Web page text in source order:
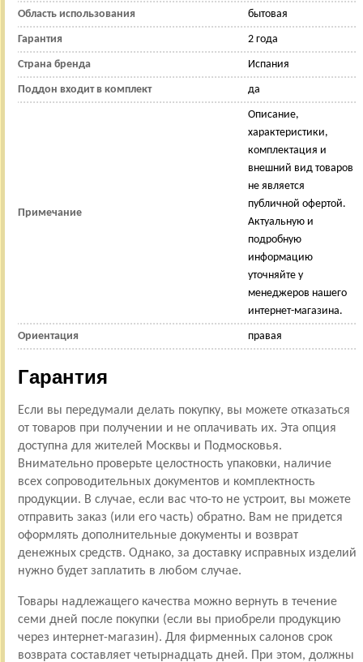
Область использования бытовая
Гарантия 2 года
Страна бренда Испания
Поддон входит в комплект да
Примечание
Описание,
характеристики,
комплектация и
внешний вид товаров
не является
публичной офертой.
Актуальную и
подробную
информацию
уточняйте у
менеджеров нашего
интернет-магазина.
Ориентация правая
Гарантия
Если вы передумали делать покупку, вы можете отказаться
от товаров при получении и не оплачивать их. Эта опция
доступна для жителей Москвы и Подмосковья.
Внимательно проверьте целостность упаковки, наличие
всех сопроводительных документов и комплектность
продукции. В случае, если вас что-то не устроит, вы можете
отправить заказ (или его часть) обратно. Вам не придется
оформлять дополнительные документы и возврат
денежных средств. Однако, за доставку исправных изделий
нужно будет заплатить в любом случае.
Товары надлежащего качества можно вернуть в течение
семи дней после покупки (если вы приобрели продукцию
через интернет-магазин). Для фирменных салонов срок
возврата составляет четырнадцать дней. При этом, должны